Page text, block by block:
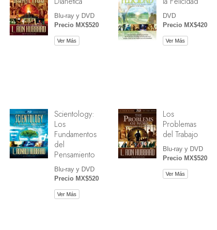
Blu-ray y DVD
Precio MX$520
Ver Más
DVD
Precio MX$420
Ver Más
Scientology:
Los
Fundamentos
del
Pensamiento
Blu-ray y DVD
Precio MX$520
Ver Más
Los
Problemas
del Trabajo
Blu-ray y DVD
Precio MX$520
Ver Más